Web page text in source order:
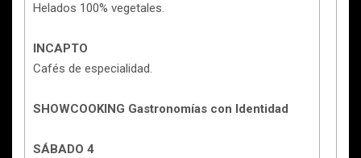
Helados 100% vegetales.
INCAPTO
Cafés de especialidad.
SHOWCOOKING Gastronomías con Identidad
SÁBADO 4